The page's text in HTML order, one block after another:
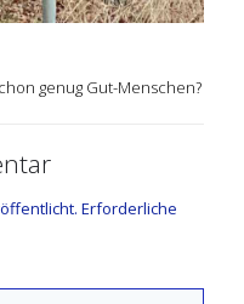
genug Gut-Menschen?
Erforderliche